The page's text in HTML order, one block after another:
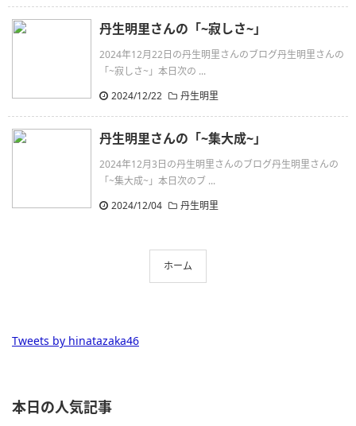
丹生明里さんの「~寂しさ~」
2024年12月22日の丹生明里さんのブログ丹生明里さんの
「~寂しさ~」本日次の ...
2024/12/22
丹生明里
丹生明里さんの「~集大成~」
2024年12月3日の丹生明里さんのブログ丹生明里さんの
「~集大成~」本日次のブ ...
2024/12/04
丹生明里
ホーム
Tweets by hinatazaka46
本日の人気記事